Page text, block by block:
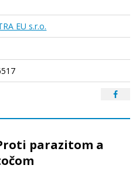
EU s.r.o.
parazitom a